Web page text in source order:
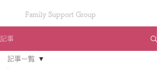
Family Support Group
記事
記事一覧